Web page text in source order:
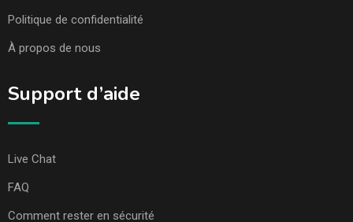
Politique de confidentialité
À propos de nous
Support d’aide
Live Chat
FAQ
Comment rester en sécurité